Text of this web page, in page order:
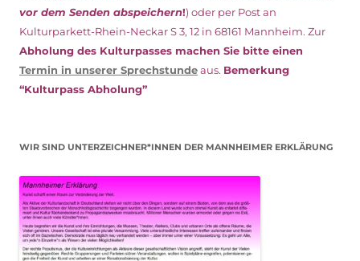
vor dem Senden abspeichern!) oder per Post an
Kulturparkett-Rhein-Neckar S 3, 12 in 68161 Mannheim. Zur
Abholung des Kulturpasses machen Sie bitte einen
Termin in unserer Sprechstundeaus. Bemerkung
“Kulturpass Abholung”
WIR SIND UNTERZEICHNER*INNEN DER MANNHEIMER ERKLÄRUNG